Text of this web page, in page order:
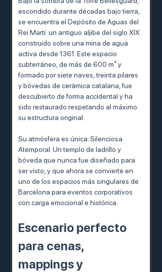
escondido durante décadas bajo tierra,
se encuentra el Depósito de Aguas del
Rei Martí: un antiguo aljibe del siglo XIX
construido sobre una mina de agua
activa desde 1361. Este espacio
subterráneo, de más de 600 m² y
formado por siete naves, treinta pilares
y bóvedas de cerámica catalana, fue
descubierto de forma accidental y ha
sido restaurado respetando al máximo
su estructura original.
Su atmósfera es única. Silenciosa.
Atemporal. Un templo de ladrillo y
bóveda que nunca fue diseñado para
ser visto, y que ahora se convierte en
uno de los espacios más singulares de
Barcelona para eventos corporativos
con carga emocional e histórica.
Escenario perfecto
para cenas,
mappings y